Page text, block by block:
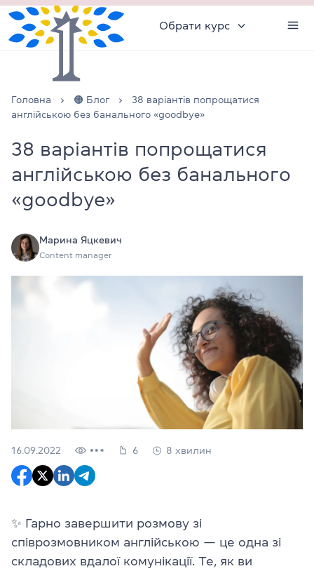
Обрати курс
Головна 🟠 Блог
38 варіантів попрощатися
англійською без банального «goodbye»
38 варіантів попрощатися
англійською без банального
«goodbye»
Марина Яцкевич
Content manager
16.09.2022 6 8 хвилин
✨ Гарно завершити розмову зі
співрозмовником англійською — це одна зі
складових вдалої комунікації. Те, як ви